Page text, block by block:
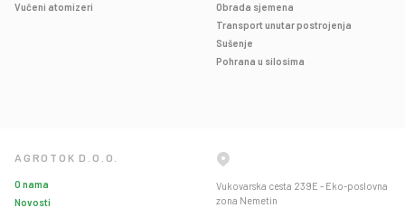
Vučeni atomizeri
Obrada sjemena
Transport unutar postrojenja
Sušenje
Pohrana u silosima
AGROTOK D.O.O.
O nama
Novosti
Vukovarska cesta 239E - Eko-poslovna
zona Nemetin